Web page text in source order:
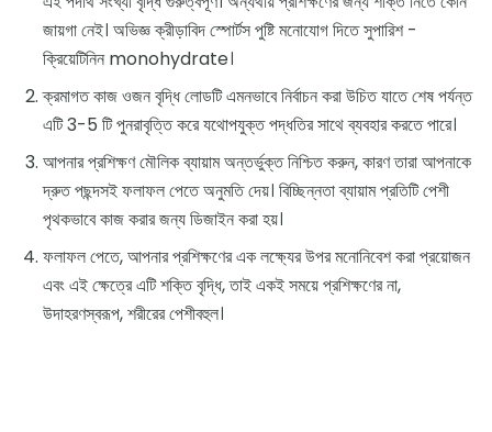
জায়গা নেই। অভিজ্ঞ ক্রীড়াবিদ স্পোর্টস পুষ্টি মনোযোগ দিতে সুপারিশ -
ক্রিয়েটিনিন monohydrate।
ক্রমাগত কাজ ওজন বৃদ্ধি লোডটি এমনভাবে নির্বাচন করা উচিত যাতে শেষ পর্যন্ত
এটি 3-5 টি পুনরাবৃত্তি করে যথোপযুক্ত পদ্ধতির সাথে ব্যবহার করতে পারে।
আপনার প্রশিক্ষণ মৌলিক ব্যায়াম অন্তর্ভুক্ত নিশ্চিত করুন, কারণ তারা আপনাকে
দ্রুত পছন্দসই ফলাফল পেতে অনুমতি দেয়। বিচ্ছিন্নতা ব্যায়াম প্রতিটি পেশী
পৃথকভাবে কাজ করার জন্য ডিজাইন করা হয়।
ফলাফল পেতে, আপনার প্রশিক্ষণের এক লক্ষ্যের উপর মনোনিবেশ করা প্রয়োজন
এবং এই ক্ষেত্রে এটি শক্তি বৃদ্ধি, তাই একই সময়ে প্রশিক্ষণের না,
উদাহরণস্বরূপ, শরীরের পেশীবহুল।